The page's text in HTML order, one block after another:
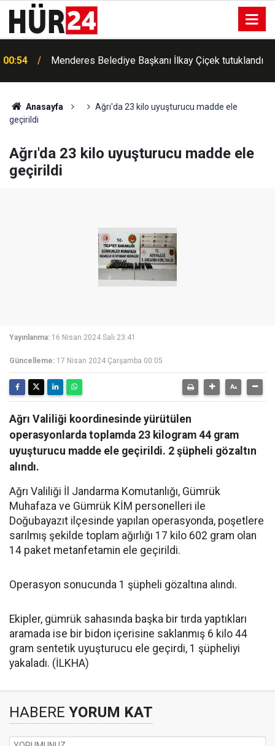
00:54 Menderes Belediye Başkanı İlkay Çiçek tutuklandı
Anasayfa
Ağrı'da 23 kilo uyuşturucu madde ele
geçirildi
Ağrı'da 23 kilo uyuşturucu madde ele
geçirildi
Yayınlanma: 16 Nisan 2024 Salı 23:41
Güncelleme: 17 Nisan 2024 Çarşamba 00:05
Ağrı Valiliği koordinesinde yürütülen
operasyonlarda toplamda 23 kilogram 44 gram
uyuşturucu madde ele geçirildi. 2 şüpheli gözaltın
alındı.
Ağrı Valiliği İl Jandarma Komutanlığı, Gümrük
Muhafaza ve Gümrük KİM personelleri ile
Doğubayazıt ilçesinde yapılan operasyonda, poşetlere
sarılmış şekilde toplam ağırlığı 17 kilo 602 gram olan
14 paket metanfetamin ele geçirildi.
Operasyon sonucunda 1 şüpheli gözaltına alındı.
Ekipler, gümrük sahasında başka bir tırda yaptıkları
aramada ise bir bidon içerisine saklanmış 6 kilo 44
gram sentetik uyuşturucu ele geçirdi, 1 şüpheliyi
yakaladı. (İLKHA)
HABERE YORUM KAT